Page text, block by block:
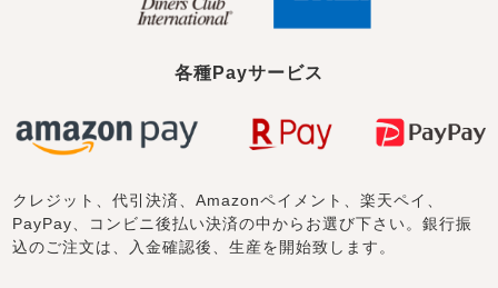
各種Payサービス
クレジット、代引決済、Amazonペイメント、楽天ペイ、
PayPay、コンビニ後払い決済の中からお選び下さい。銀行振
込のご注文は、入金確認後、生産を開始致します。